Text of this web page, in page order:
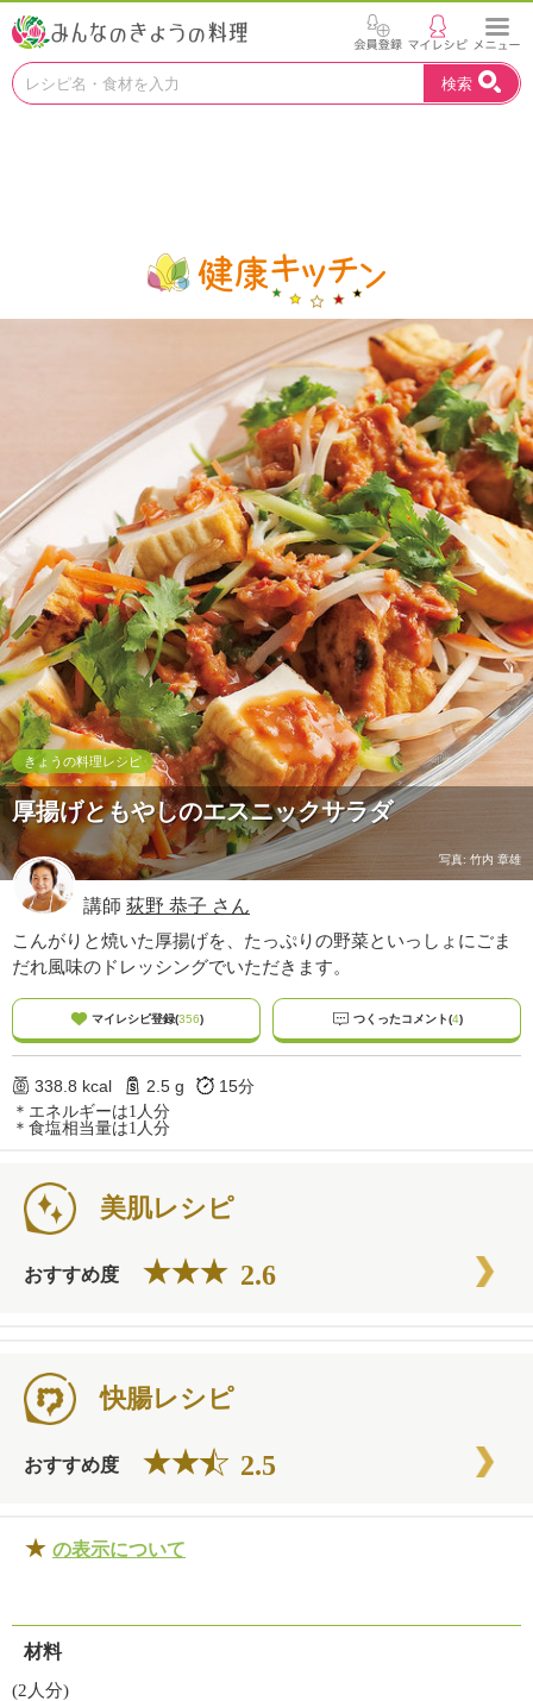
お
見
つ
う
。
N
H
K
エ
デ
ュ
ケ
ー
シ
ョ
ナ
ル
「
み
ん
な
の
き
う
料
理
検索
きょうの料理レシピ
厚揚げともやしのエスニックサラダ
写真: 竹内 章雄
講師 荻野 恭子 さん
こんがりと焼いた厚揚げを、たっぷりの野菜といっしょにごま
だれ風味のドレッシングでいただきます。
マイレシピ登録(356) つくったコメント(4)
338.8 kcal 2.5 g 15分
＊エネルギーは1人分
＊食塩相当量は1人分
美肌レシピ
おすすめ度 2.6
快腸レシピ
おすすめ度 2.5
★ の表示について
材料
(2人分)